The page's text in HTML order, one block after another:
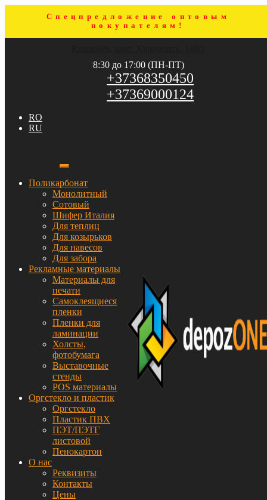
Спецпредложение оптовым
покупателям!
8:30 до 17:00 (ПН-ПТ)
+37368350450
+37369000124
RO
RU
Поликарбонат
Монолитный
Сотовый
Шифер Италия
Для теплиц
Для козырьков
Для навесов
Для забора
Рекламные материалы
Материалы для
печати
Самоклеящиеся
пленки
Пленки для
ламинации
Холсты,
фотобумага
Выставочные
стенды
POS материалы
Оргстекло и пластик
Оргстекло
Пластик ПВХ
ПЭТ/ПЭТГ
листовой
Пенокартон
О нас
Реквизиты
Контакты
Цены